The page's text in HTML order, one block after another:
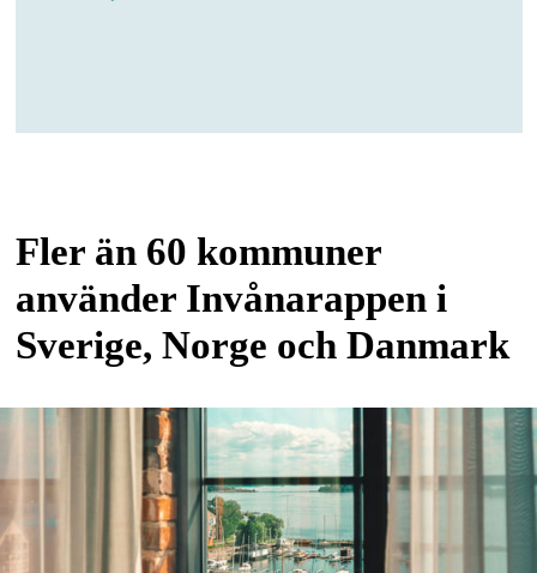
Fler än 60 kommuner
använder Invånarappen i
Sverige, Norge och Danmark